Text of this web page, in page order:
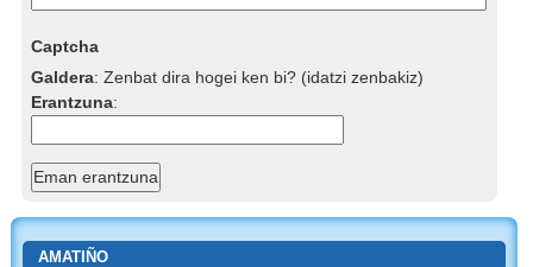
Captcha
Galdera:Zenbat dira hogei ken bi? (idatzi zenbakiz)
Erantzuna:
AMATIÑO